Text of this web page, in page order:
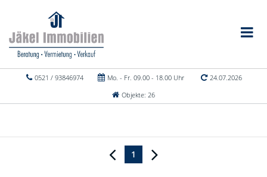
0521 / 93846974 Mo. - Fr. 09.00 - 18.00 Uhr
24.07.2026
Objekte: 26
1